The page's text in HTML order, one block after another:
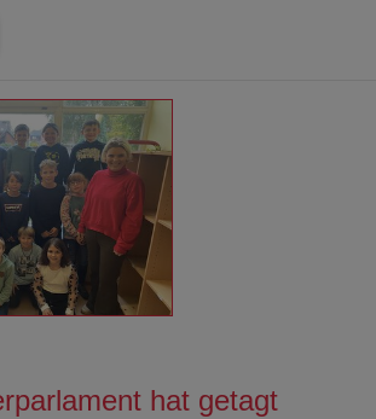
hat getagt